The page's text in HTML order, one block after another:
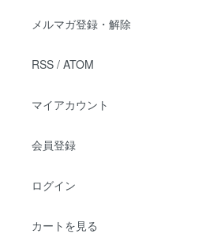
メルマガ登録・解除
RSS / ATOM
マイアカウント
会員登録
ログイン
カートを見る